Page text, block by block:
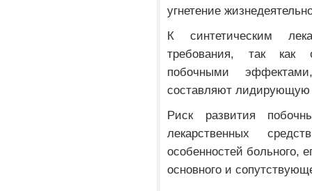
угнетение
К синтетическим
требования, так как
побочными
составляют лидирующую
Риск развития
лекарственных
особенностей больного,
основного и